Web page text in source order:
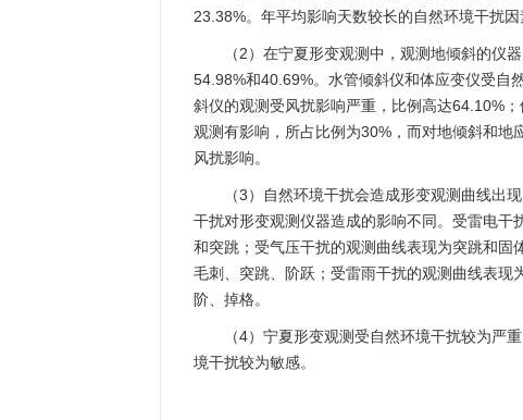
23.38%。年平均影响天数较长的自然环境干扰
（2）在宁夏形变观测中，观测地倾斜的仪
54.98%和40.69%。水管倾斜仪和体应变仪受自
斜仪的观测受风扰影响严重，比例高达64.10%
观测有影响，所占比例为30%，而对地倾斜和
风扰影响。
（3）自然环境干扰会造成形变观测曲线出
干扰对形变观测仪器造成的影响不同。受雷电干
和突跳；受气压干扰的观测曲线表现为突跳和
毛刺、突跳、阶跃；受雷雨干扰的观测曲线表
阶、掉格。
（4）宁夏形变观测受自然环境干扰较为严
境干扰较为敏感。